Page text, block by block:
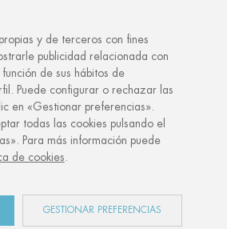
y de terceros con fines
publicidad relacionada con
de sus hábitos de
Puede configurar o rechazar las
en «Gestionar preferencias».
todas las cookies pulsando el
Para más información puede
de cookies.
GESTIONAR PREFERENCIAS